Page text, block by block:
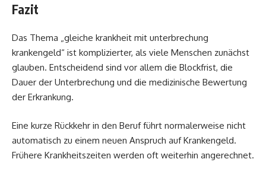
Fazit
Das Thema „gleiche krankheit mit unterbrechung
krankengeld“ ist komplizierter, als viele Menschen zunächst
glauben. Entscheidend sind vor allem die Blockfrist, die
Dauer der Unterbrechung und die medizinische Bewertung
der Erkrankung.
Eine kurze Rückkehr in den Beruf führt normalerweise nicht
automatisch zu einem neuen Anspruch auf Krankengeld.
Frühere Krankheitszeiten werden oft weiterhin angerechnet.